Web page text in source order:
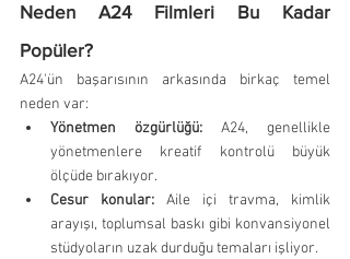
Neden A24 Filmleri Bu Kadar
Popüler?
A24'ün başarısının arkasında birkaç temel
neden var:
Yönetmen özgürlüğü: A24, genellikle
yönetmenlere kreatif kontrolü büyük
ölçüde bırakıyor.
Cesur konular: Aile içi travma, kimlik
arayışı, toplumsal baskı gibi konvansiyonel
stüdyoların uzak durduğu temaları işliyor.